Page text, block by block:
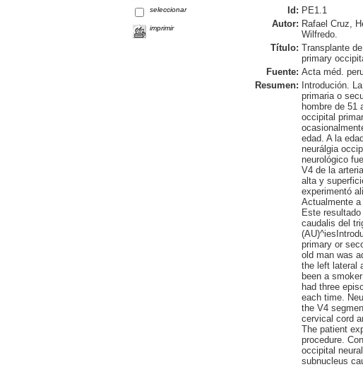
seleccionar
imprimir
Id: PE1.1
Autor: Rafael Cruz,
Wilfredo.
Título: Transplante
primary
Fuente: Acta méd.
Resumen: Introdución.
primaria o
hombre de 51
occipital
edad. A la
neurálgia
neurológico
V4 de la
alta y
experimentó
Actualmente
Este
caudalis del
primary or
old man was
the left lateral
been a
had three
each time.
the V4
cervical cord
The patient
procedure.
occipital
subnucleus